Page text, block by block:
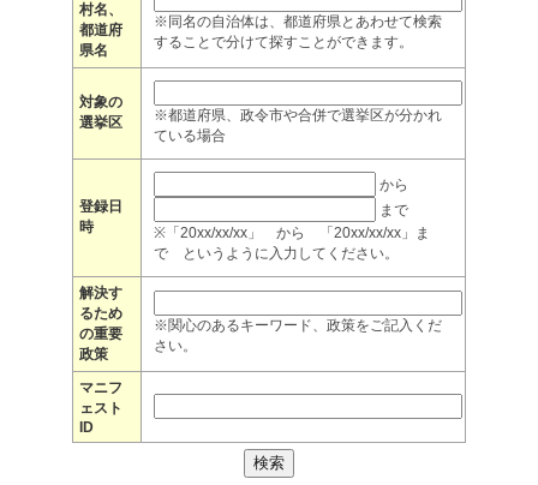
村名、
都道府
県名
※同名の自治体は、都道府県とあわせて検索
することで分けて探すことができます。
対象の
選挙区
※都道府県、政令市や合併で選挙区が分かれ
ている場合
登録日
時
から
まで
※「20xx/xx/xx」 から 「20xx/xx/xx」ま
で というように入力してください。
解決す
るため
の重要
政策
※関心のあるキーワード、政策をご記入くだ
さい。
マニフ
ェスト
ID